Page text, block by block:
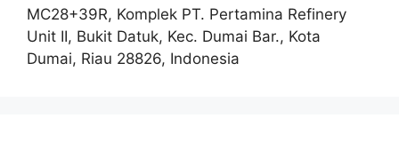
MC28+39R, Komplek PT. Pertamina Refinery
Unit II, Bukit Datuk, Kec. Dumai Bar., Kota
Dumai, Riau 28826, Indonesia